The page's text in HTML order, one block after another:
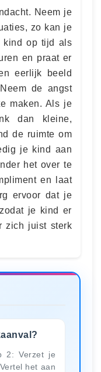
Neem je
zo kan je
kind op tijd als
en praat er
eerlijk beeld
de angst
maken. Als je
dan kleine,
de ruimte om
je kind aan
het over te
en laat
ervoor dat je
je kind er
zich juist sterk
2: Verzet je
het aan